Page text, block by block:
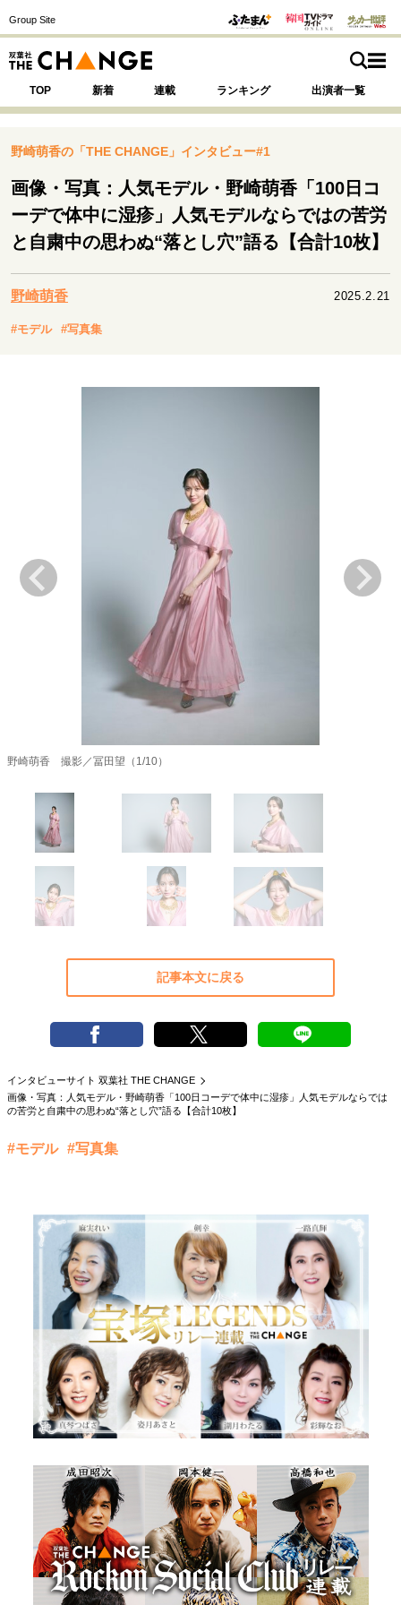
Group Site
TOP 新着 連載 ランキング 出演者一覧
SPECIAL 注目の記事テーマで探す
運命を変えた出会い
挫折からの再起
表現者の葛藤
リーダーの流儀 変革の原動力
次世代へのバトン
重圧との向き合い方 一流のルーティン
ライフスタイル・生き方
40代からの景色 50代のリアル
美しさの哲学
パートナーとの歩み方
親になるということ
病が教えてくれたこと
移住という選択
熱狂できるもの
一生モノの愛用品
私を彩るエッセンス
60代のネクストステージ
70代のグランドデザイン
社会・カルチャー・マネー
地域とつながる/お金との付き合い方
野崎萌香の「THE CHANGE」インタビュー#1
画像・写真：人気モデル・野崎萌香「100日コ
ーデで体中に湿疹」人気モデルならではの苦労
と自粛中の思わぬ“落とし穴”語る【合計10枚】
野崎萌香 2025.2.21
#モデル #写真集
野崎萌香 撮影／冨田望（1/10）
記事本文に戻る
インタビューサイト 双葉社 THE CHANGE
画像・写真：人気モデル・野崎萌香「100日コーデで体中に湿疹」人気モデルならでは
の苦労と自粛中の思わぬ“落とし穴”語る【合計10枚】
#モデル #写真集